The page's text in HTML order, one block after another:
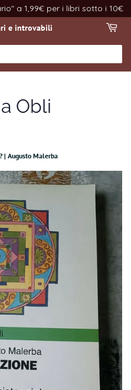
a 1,99€ per i libri sotto i 10€
e introvabili
Obli
| Augusto Malerba